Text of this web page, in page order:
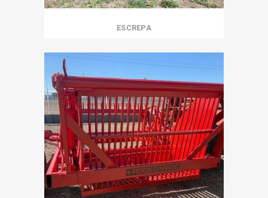
ESCREPA